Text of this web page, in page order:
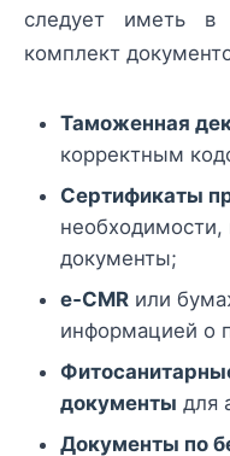
следует иметь в
комплект
Таможенная
корректным
Сертификаты
документы;
e‑CMR или
информацией о
документы для
Документы по